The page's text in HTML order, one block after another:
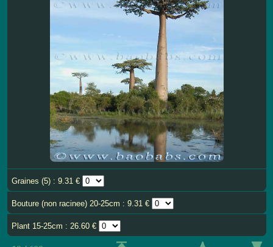
Graines (5) : 9.31 €
Bouture (non racinee) 20-25cm : 9.31 €
Plant 15-25cm : 26.60 €